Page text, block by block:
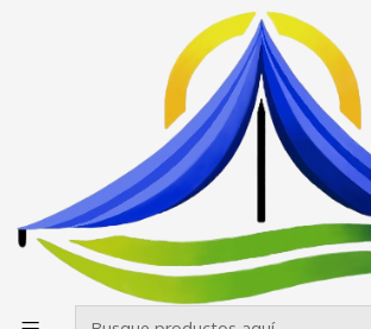
Envíos gratis desde $500.000 en Santiago
Trabajos hechos Arco Meta Arica